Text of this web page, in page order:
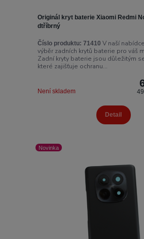
Originál kryt baterie Xiaomi Redmi
dtříbrný
Číslo produktu: 71410 V naší
výběr zadních krytů baterie pro váš
Zadní kryty baterie jsou důležitým
které zajišťuje ochranu...
Není skladem
Detail
Novinka